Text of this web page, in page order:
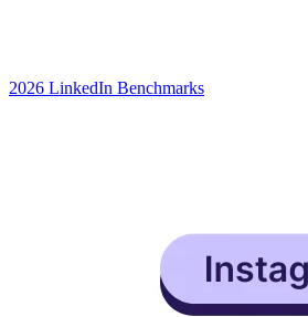
2026 LinkedIn Benchmarks